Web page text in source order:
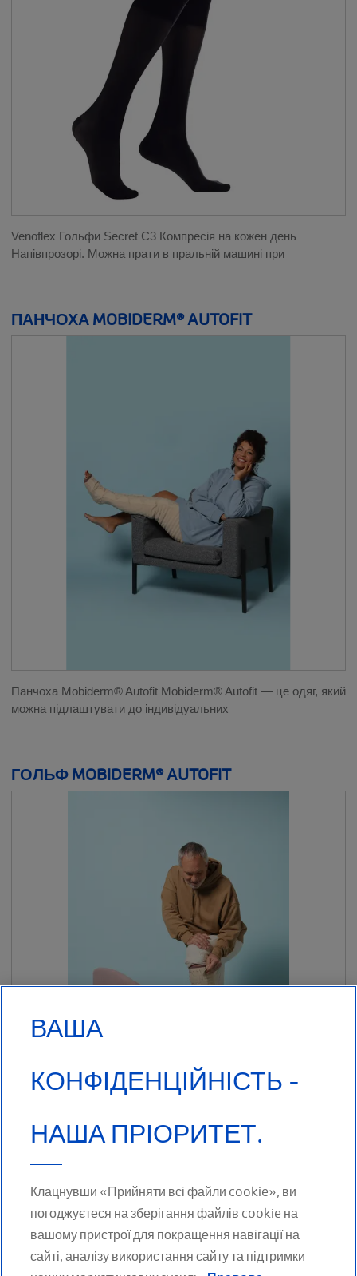
Venoflex Гольфи Secret C3 Компресія на кожен день
Напівпрозорі. Можна прати в пральній машині при
ПАНЧОХА MOBIDERM® AUTOFIT
Панчоха Mobiderm® Autofit Mobiderm® Autofit — це одяг, який
можна підлаштувати до індивідуальних
ГОЛЬФ MOBIDERM® AUTOFIT
Гольф Mobiderm® Autofit Mobiderm® Autofit — це одяг, який
можна підлаштувати до індивідуальних
МИ В СОЦІАЛЬНИХ МЕРЕЖАХ
ВАША
КОНФІДЕНЦІЙНІСТЬ -
НАША ПРІОРИТЕТ.
Клацнувши «Прийняти всі файли cookie», ви
погоджуєтеся на зберігання файлів cookie на
вашому пристрої для покращення навігації на
сайті, аналізу використання сайту та підтримки